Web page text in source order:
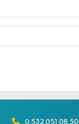
0 532 051 08 50